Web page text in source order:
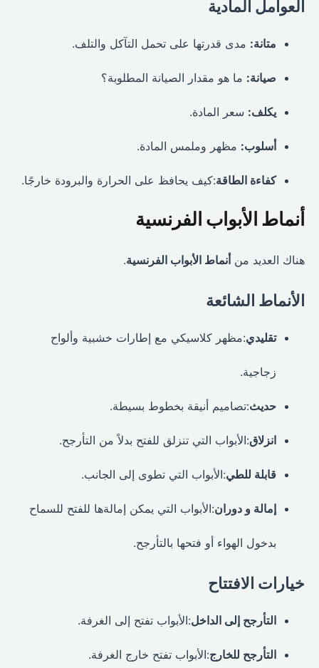
العوامل المادية
متانة:مدى قدرتها على تحمل التآكل والتلف.
صيانة:ما هو مقدار الصيانة المطلوبة؟
يكلف:سعر المادة.
أسلوب:مظهر وملمس المادة.
كفاءة الطاقة:كيف يحافظ على الحرارة والبرودة خارجًا.
أنماط الأبواب الفرنسية
هناك العديد منأنماط الأبواب الفرنسية.
الأنماط الشائعة
تقليدي:مظهر كلاسيكي مع إطارات خشبية وألواح
زجاجية.
حديث:تصاميم أنيقة بخطوط بسيطة.
انزلاق:الأبواب التي تنزلق للفتح بدلاً من التأرجح.
قابلة للطي:الأبواب التي تطوى إلى الجانب.
إمالة و دوران:الأبواب التي يمكن إمالةها للفتح للسماح
بدخول الهواء أو فتحها بالتأرجح.
خيارات الافتتاح
التأرجح إلى الداخل:الأبواب تفتح إلى الغرفة.
التأرجح للخارج :الأبواب تفتح خارج الغرفة.